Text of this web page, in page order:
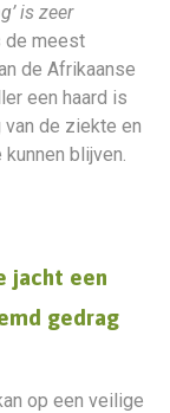
is zeer
de meest
de Afrikaanse
een haard is
de ziekte en
blijven.
jacht een
gedrag
op een veilige